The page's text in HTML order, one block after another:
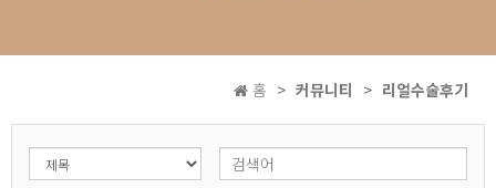
홈 커뮤니티 리얼수술후기